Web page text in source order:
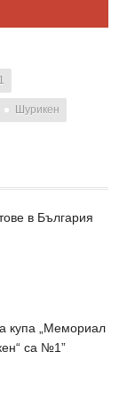
Шурикен
в България
купа „Мемориал
са №1”